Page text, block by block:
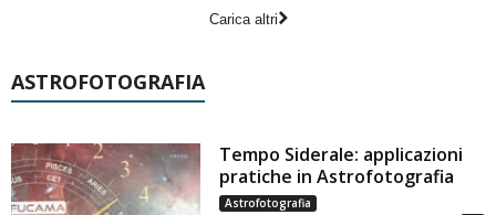
Carica altri
ASTROFOTOGRAFIA
Tempo Siderale: applicazioni
pratiche in Astrofotografia
Astrofotografia